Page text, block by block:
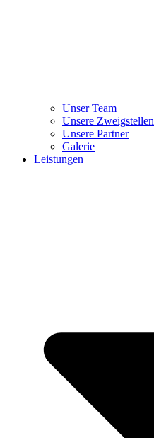
Unser Team
Unsere Zweigstellen
Unsere Partner
Galerie
Leistungen